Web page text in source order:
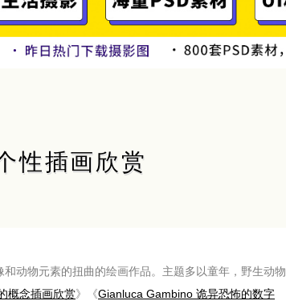
性插画欣赏
动物元素的扭曲的绘画作品。主题多以童年，野生动物
概念插画欣赏》《Gianluca Gambino 诡异恐怖的数字